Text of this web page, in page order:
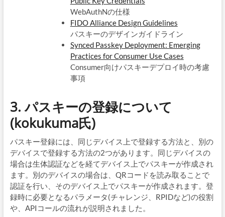
WebAuthNの仕様
FIDO Alliance Design Guidelines
パスキーのデザインガイドライン
Synced Passkey Deployment: Emerging
Practices for Consumer Use Cases
Consumer向けパスキーデプロイ時の考慮
事項
3. パスキーの登録について
(kokukuma氏)
パスキー登録には、同じデバイス上で登録する方法と、別の
デバイスで登録する方法の2つがあります。同じデバイスの
場合は生体認証などを経てデバイス上でパスキーが作成され
ます。別のデバイスの場合は、QRコードを読み取ることで
認証を行い、そのデバイス上でパスキーが作成されます。登
録時に必要となるパラメータ(チャレンジ、RPIDなど)の役割
や、APIコールの流れが説明されました。